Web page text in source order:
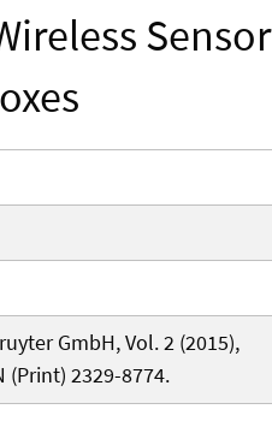
Sensor
GmbH, Vol. 2 (2015),
(Print) 2329-8774.